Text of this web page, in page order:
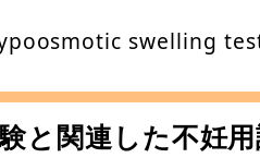
swelling
と関連した不妊